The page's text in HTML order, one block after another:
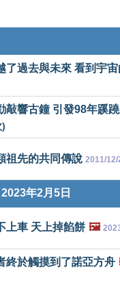
了過去與未來 看到宇
敲響古鐘 引發98年蹊
)
祖先的共同傳說 2011/12/
2023年2月5日
上車 天上掉餡餅 🖼️
終於觸摸到了諾亞方舟